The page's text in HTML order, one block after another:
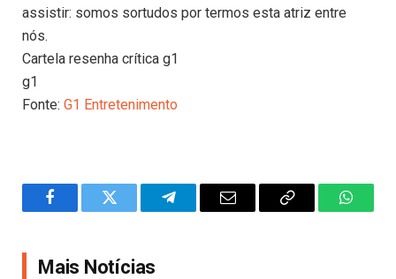
assistir: somos sortudos por termos esta atriz entre
nós.
Cartela resenha crítica g1
g1
Fonte: G1 Entretenimento
FacebookTwitter TelegramEmail
Copy
Mais Notícias